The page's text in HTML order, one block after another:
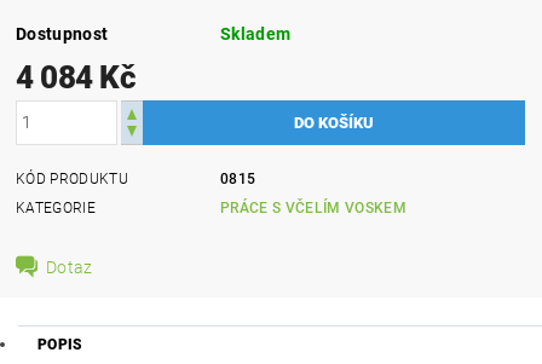
Dostupnost Skladem
4 084 Kč
KÓD PRODUKTU
0815
KATEGORIE
PRÁCE S VČELÍM VOSKEM
Dotaz
POPIS